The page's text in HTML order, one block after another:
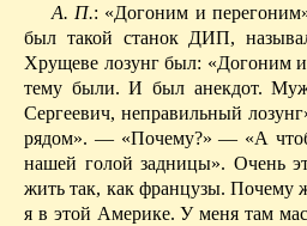
А. П.: «Догоним и
был такой станок ДИП,
Хрущеве лозунг был: «Догоним
тему были. И был анекдот.
Серге­евич, неправильный
рядом». — «Почему?» — «А
нашей голойзадницы». Очень
жить так, как французы.
я в этой Америке. У меня там